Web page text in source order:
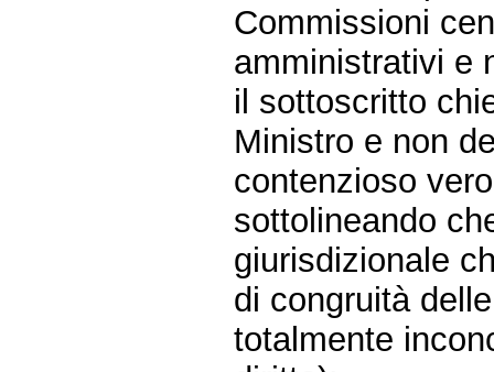
Commissioni
amministrativi e
il sottoscritto
Ministro e non
contenzioso
sottolineando
giurisdizionale
di congruità
totalmente